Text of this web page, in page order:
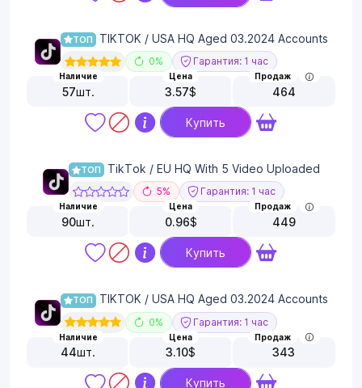
ТОП TIKTOK / USA HQ Aged 03.2024 Accounts
0% Гарантия: 1 час
Наличие
57шт.
Цена
3.57$
Продаж
464
Купить
ТОП TikTok / EU HQ With 5 Video Uploaded
5% Гарантия: 1 час
Наличие
90шт.
Цена
0.96$
Продаж
449
Купить
ТОП TIKTOK / USA HQ Aged 03.2024 Accounts
0% Гарантия: 1 час
Наличие
44шт.
Цена
3.10$
Продаж
343
Купить